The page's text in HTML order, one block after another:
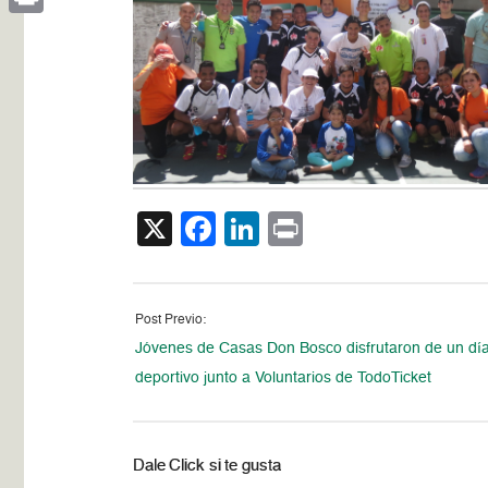
X Facebook
LinkedIn
Post Previo:
Jóvenes de Casas Don Bosco disfrutaron de un
deportivo junto a Voluntarios de TodoTicket
Dale Click si te gusta